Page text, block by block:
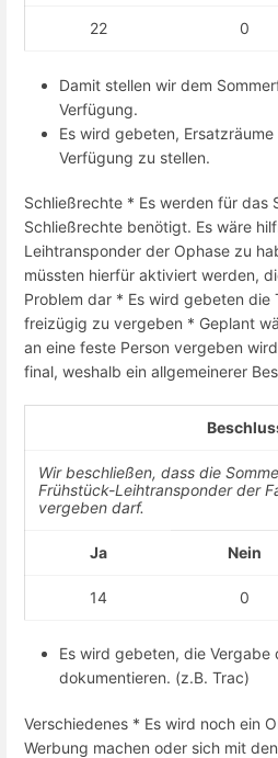
22 0
Damit stellen wir dem
Verfügung.
Es wird gebeten,
Verfügung zu stellen.
Schließrechte * Es werden für das
Schließrechte benötigt. Es wäre
Leihtransponder der Ophase zu
müssten hierfür aktiviert werden,
Problem dar * Es wird gebeten die
freizügig zu vergeben * Geplant
an eine feste Person vergeben
final, weshalb ein allgemeinerer
Wir beschließen, dass die
Frühstück-Leihtransponder der
vergeben darf.
Ja Nein
14 0
Es wird gebeten, die Vergabe
dokumentieren. (z.B. Trac)
Verschiedenes * Es wird noch ein
Werbung machen oder sich mit